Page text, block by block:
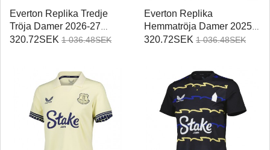
Everton Replika Tredje
Tröja Damer 2026-27
Kortärmad
320.72SEK 1 036.48SEK
Everton Replika
Hemmatröja Damer 2025-
26 Kortärmad
320.72SEK 1 036.48SEK